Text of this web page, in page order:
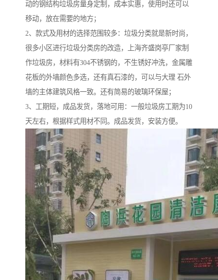
动的钢结构垃圾房量身定制，成本实惠，使用时还可以
移动，放在需要的地方；
2、款式及用材的选择范围较多：垃圾分类就是新时尚，
很多小区进行垃圾分类房的改造，上海齐盛岗亭厂家制
作垃圾房，材料有304不锈钢的，不生锈好冲洗，金属雕
花板的外墙颜色多选，还有真石漆的，可以与大理 石外
墙的主体建筑风格一致。还有简易的玻璃环保屋；
3、工期短，成品发货，落地可用：一般垃圾房工期为10
天左右，根据样式用材不同。成品发货，安装方便。